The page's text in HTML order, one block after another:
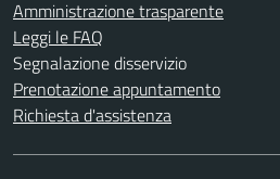
Amministrazione trasparente
Leggi le FAQ
Segnalazione disservizio
Prenotazione appuntamento
Richiesta d'assistenza